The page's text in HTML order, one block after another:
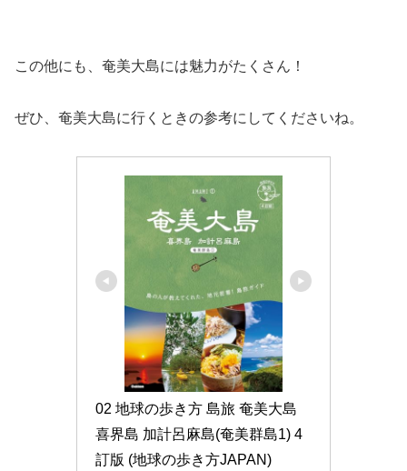
この他にも、奄美大島には魅力がたくさん！
ぜひ、奄美大島に行くときの参考にしてくださいね。
02 地球の歩き方 島旅 奄美大島
喜界島 加計呂麻島(奄美群島1) 4
訂版 (地球の歩き方JAPAN)